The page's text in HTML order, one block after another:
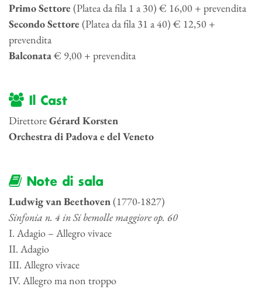
Primo Settore (Platea da fila 1 a 30) € 16,00 + prevendita
Secondo Settore (Platea da fila 31 a 40) € 12,50 +
prevendita
Balconata€ 9,00 + prevendita
Il Cast
DirettoreGérard Korsten
Orchestra di Padova e del Veneto
Note di sala
Ludwig van Beethoven(1770-1827)
Sinfonia n. 4 in Si bemolle maggiore op. 60
I. Adagio – Allegro vivace
II. Adagio
III. Allegro vivace
IV. Allegro ma non troppo